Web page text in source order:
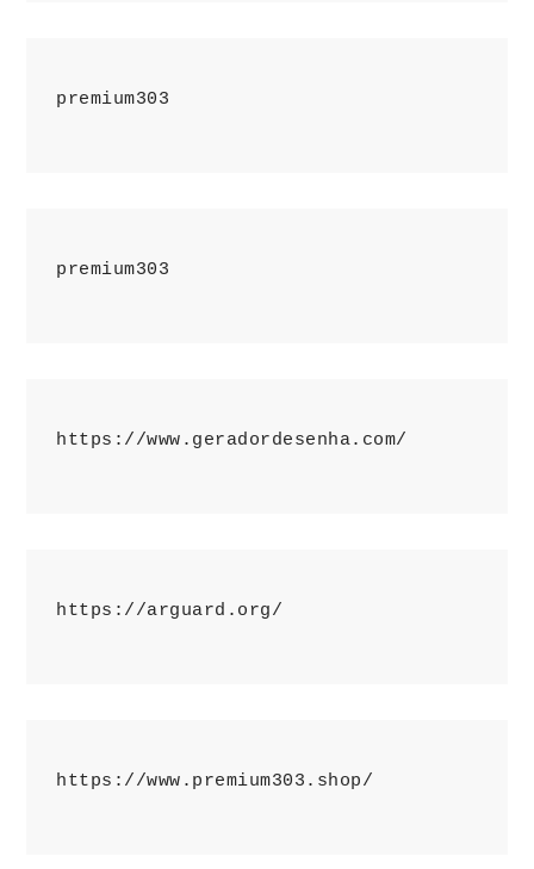
premium303
premium303
https://www.geradordesenha.com/
https://arguard.org/
https://www.premium303.shop/